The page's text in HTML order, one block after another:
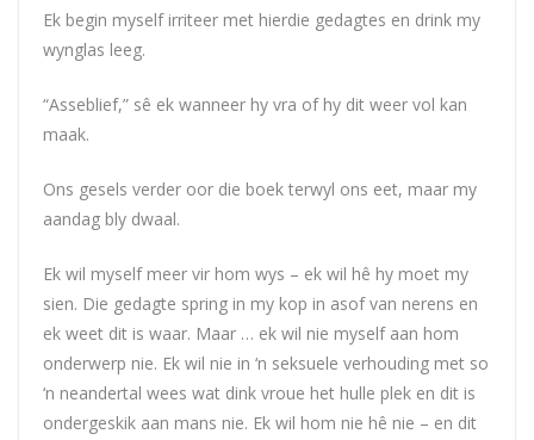
Ek begin myself irriteer met hierdie gedagtes en drink my
wynglas leeg.
“Asseblief,” sê ek wanneer hy vra of hy dit weer vol kan
maak.
Ons gesels verder oor die boek terwyl ons eet, maar my
aandag bly dwaal.
Ek wil myself meer vir hom wys – ek wil hê hy moet my
sien. Die gedagte spring in my kop in asof van nerens en
ek weet dit is waar. Maar … ek wil nie myself aan hom
onderwerp nie. Ek wil nie in ‘n seksuele verhouding met so
‘n neandertal wees wat dink vroue het hulle plek en dit is
ondergeskik aan mans nie. Ek wil hom nie hê nie – en dit